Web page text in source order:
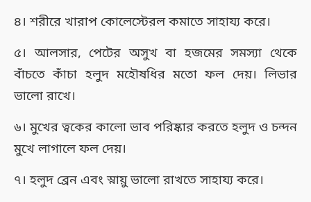
৪। শরীরে খারাপ কোলেস্টেরল কমাতে সাহায্য করে।
৫। আলসার, পেটের অসুখ বা হজমের সমস্যা থেকে
বাঁচতে কাঁচা হলুদ মহৌষধির মতো ফল দেয়। লিভার
ভালো রাখে।
৬। মুখের ত্বকের কালো ভাব পরিষ্কার করতে হলুদ ও চন্দন
মুখে লাগালে ফল দেয়।
৭। হলুদ ব্রেন এবং স্নায়ু ভালো রাখতে সাহায্য করে।